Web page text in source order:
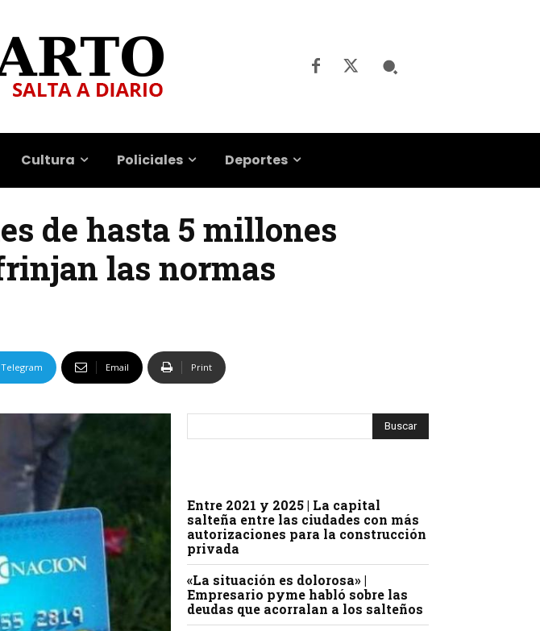
Cultura Policiales Deportes
de hasta 5 millones
las normas
Telegram Email Print
Entre 2021 y 2025 | La capital
salteña entre las ciudades con más
autorizaciones para la construcción
privada
«La situación es dolorosa» |
Empresario pyme habló sobre las
deudas que acorralan a los salteños